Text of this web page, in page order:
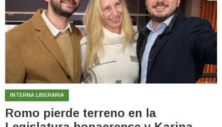
INTERNA LIBERARIA
Romo pierde terreno en la